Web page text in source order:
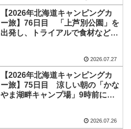
今年も20数日の稚内滞在が始まり
ます
【2026年北海道キャンピングカ
ー旅】76日目 「上芦別公園」を
出発し、トライアルで食材などを
夕日を見れました♪明日はいよい
よ「稚内森林公園キャンプ場」を
目指します(^_^)/
2026.07.27
【2026年北海道キャンピングカ
ー旅】75日目 涼しい朝の「かな
やま湖畔キャンプ場」9時前にテ
をして、今年の花火大会は終了！
2026.07.26